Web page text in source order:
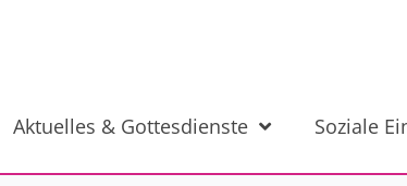
Aktuelles & Gottesdienste Soziale